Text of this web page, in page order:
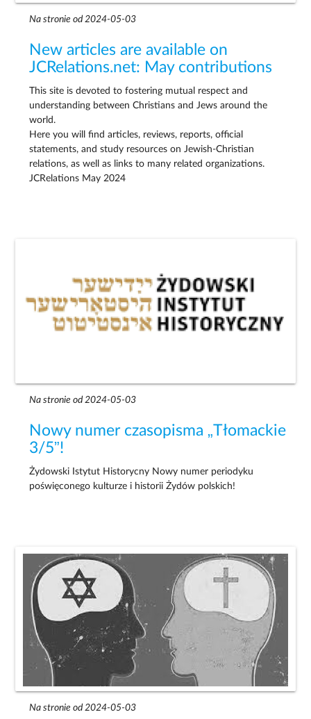
Na stronie od 2024-05-03
New articles are available on
JCRelations.net: May contributions
This site is devoted to fostering mutual respect and
understanding between Christians and Jews around the
world.
Here you will find articles, reviews, reports, official
statements, and study resources on Jewish-Christian
relations, as well as links to many related organizations.
JCRelations May 2024
Na stronie od 2024-05-03
Nowy numer czasopisma „Tłomackie
3/5”!
Żydowski Istytut Historycny Nowy numer periodyku
poświęconego kulturze i historii Żydów polskich!
Na stronie od 2024-05-03